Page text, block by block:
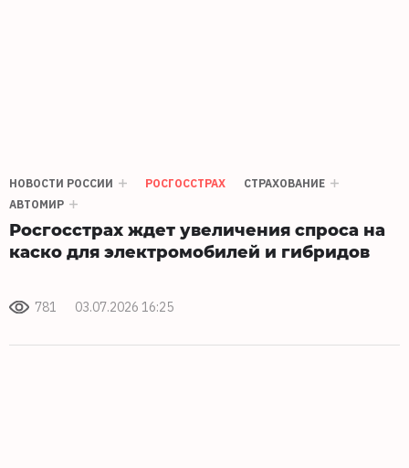
НОВОСТИ РОССИИ РОСГОССТРАХ
СТРАХОВАНИЕ
АВТОМИР
Росгосстрах ждет увеличения спроса на
каско для электромобилей и гибридов
781 03.07.2026 16:25